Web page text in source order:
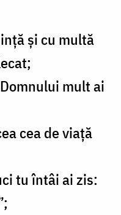
şi cu multă
mult ai
cea de viaţă
tu întâi ai zis: